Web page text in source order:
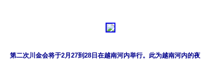
第二次川金会将于2月27到28日在越南河内举行。此为越南河内的夜